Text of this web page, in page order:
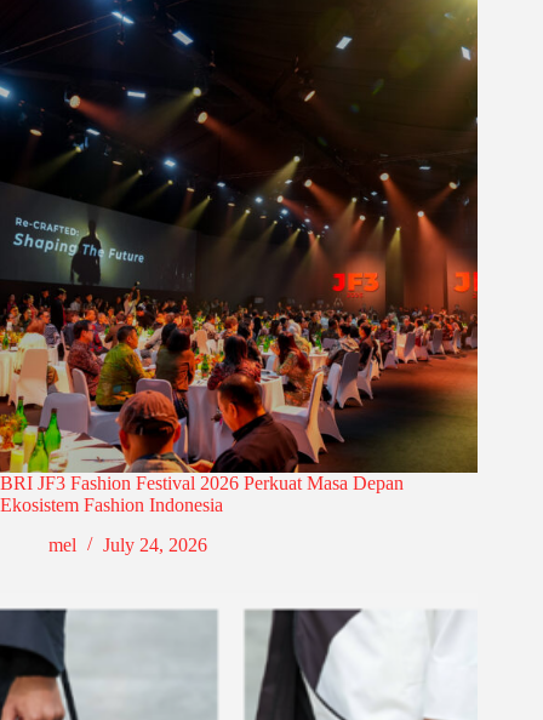
BRI JF3 Fashion Festival 2026 Perkuat Masa Depan
Ekosistem Fashion Indonesia
mel
July 24, 2026